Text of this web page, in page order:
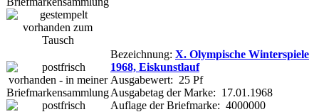
Bezeichnung: X. Olympische Winterspiele
1968, Eiskunstlauf
Ausgabewert: 25 Pf
Ausgabetag der Marke: 17.01.1968
Auflage der Briefmarke: 4000000